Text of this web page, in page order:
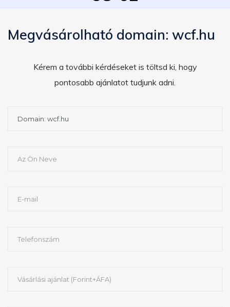
Megvásárolható domain: wcf.hu
Kérem a további kérdéseket is töltsd ki, hogy
pontosabb ajánlatot tudjunk adni.